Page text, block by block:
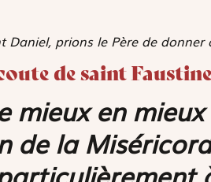
Daniel, prions le Père de
de saint Faustine
mieux en
de la